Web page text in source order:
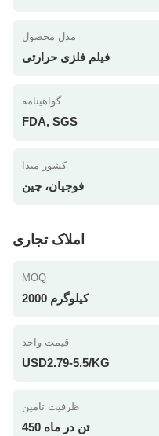
مدل محصول
فیلم فلزی حرارتی
گواهینامه
FDA, SGS
کشور مبدا
فوجیان، چین
املاک تجاری
MOQ
2000 کیلوگرم
قیمت واحد
USD2.79-5.5/KG
ظرفیت تامین
450 تن در ماه